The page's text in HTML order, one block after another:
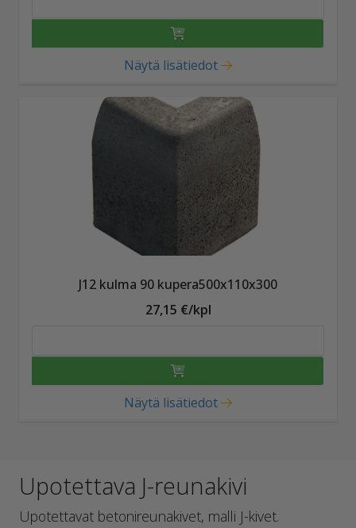
Näytä lisätiedot
J12 kulma 90 kupera500x110x300
27,15 €/kpl
Näytä lisätiedot
Upotettava J-reunakivi
Upotettavat betonireunakivet, malli J-kivet.